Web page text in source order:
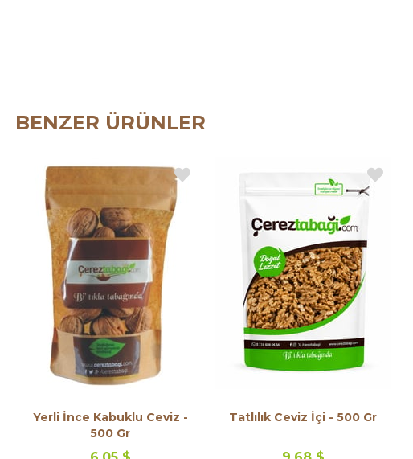
BENZER ÜRÜNLER
Yerli İnce Kabuklu Ceviz -
500 Gr
Tatlılık Ceviz İçi - 500 Gr